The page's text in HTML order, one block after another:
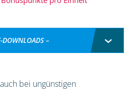
DOWNLOADS –
bei ungünstigen